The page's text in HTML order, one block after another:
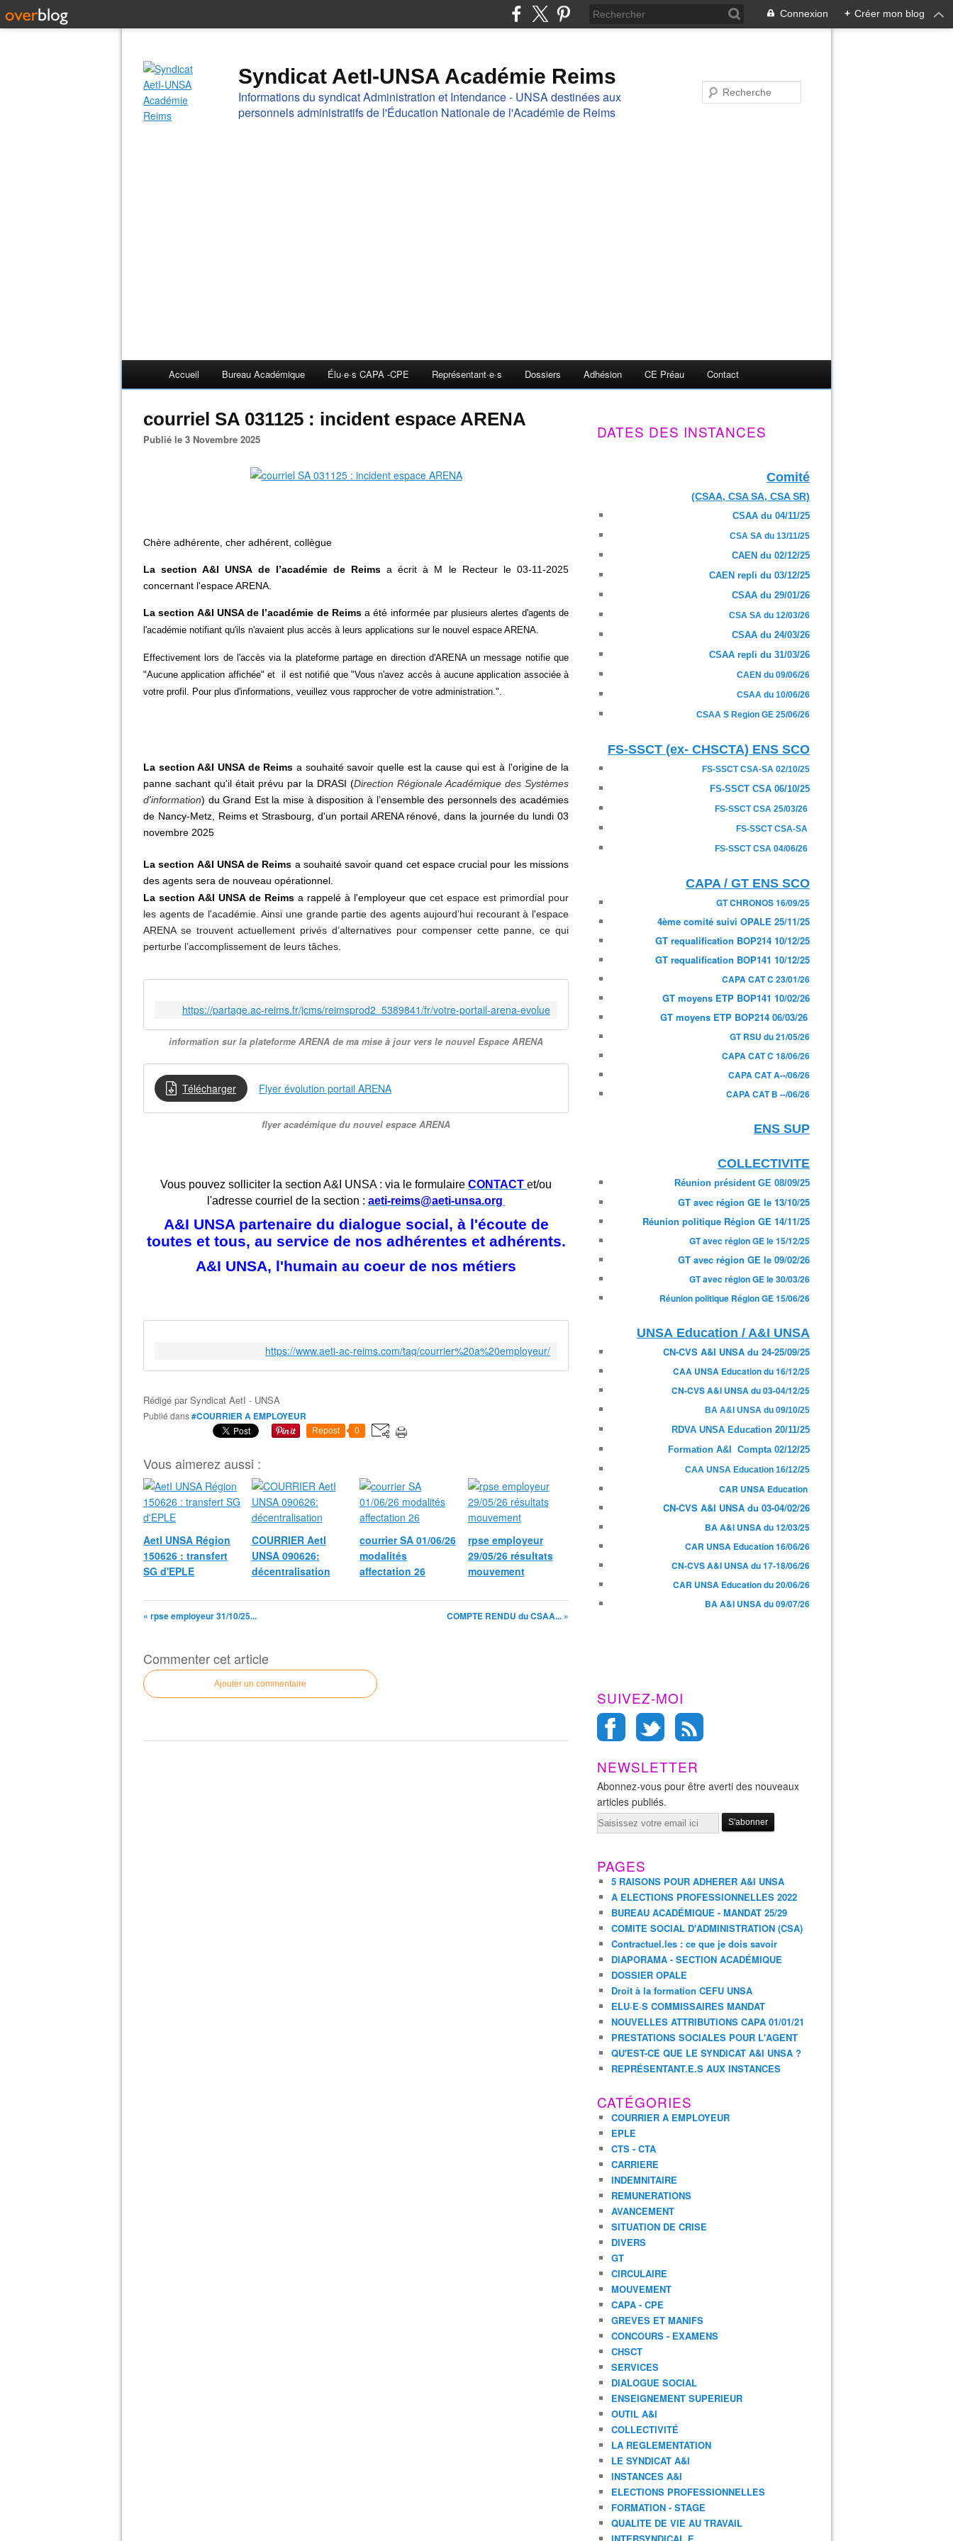
Connexion + Créer mon blog
Syndicat AetI-UNSA Académie Reims
Informations du syndicat Administration et Intendance - UNSA destinées aux
personnels administratifs de l'Éducation Nationale de l'Académie de Reims
Accueil Bureau Académique Élu·e·s CAPA -CPE Représentant·e·s Dossiers Adhésion CE Préau Contact
courriel SA 031125 : incident espace ARENA
Publié le 3 Novembre 2025
Chère adhérente, cher adhérent, collègue
La section A&I UNSA de l’académie de Reimsa écrit à M le Recteur le 03-11-2025
concernant l'espace ARENA.
La section A&I UNSA de l’académie de Reimsa été informée parplusieurs alertes d'agents de
l'académie notifiant qu'ils n'avaient plus accès à leurs applications sur le nouvel espace ARENA.
Effectivement lors de l'accès via la plateforme partage en direction d'ARENA un message notifie que
"Aucune application affichée" et il est notifié que "Vous n'avez accès à aucune application associée à
votre profil. Pour plus d'informations, veuillez vous rapprocher de votre administration.".
La section A&I UNSA de Reims a souhaité savoir quelle est la cause qui est à l'origine de la
panne sachant qu'il était prévu par la DRASI (Direction Régionale Académique des Systèmes
d'information) du Grand Est la mise à disposition à l’ensemble des personnels des académies
de Nancy-Metz, Reims et Strasbourg, d'un portail ARENA rénové, dans la journée du lundi 03
novembre 2025
La section A&I UNSA de Reims a souhaité savoir quand cet espace crucial pour les missions
des agents sera de nouveau opérationnel.
La section A&I UNSA de Reims a rappelé à l'employeur que cet espace est primordial pour
les agents de l'académie. Ainsi une grande partie des agents aujourd’hui recourant à l'espace
ARENA se trouvent actuellement privés d’alternatives pour compenser cette panne, ce qui
perturbe l’accomplissement de leurs tâches.
https://partage.ac-reims.fr/jcms/reimsprod2_5389841/fr/votre-portail-arena-evolue
information sur la plateforme ARENA de ma mise à jour vers le nouvel Espace ARENA
Télécharger Flyer évolution portail ARENA
flyer académique du nouvel espace ARENA
Vous pouvez solliciter la section A&I UNSA : via le formulaire CONTACT et/ou
l'adresse courriel de la section : aeti-reims@aeti-unsa.org
A&I UNSA partenaire du dialogue social, à l'écoute de
toutes et tous, au service de nos adhérentes et adhérents.
A&I UNSA, l'humain au coeur de nos métiers
https://www.aeti-ac-reims.com/tag/courrier%20a%20employeur/
Rédigé parSyndicat AetI - UNSA
Publié dans#COURRIER A EMPLOYEUR
Repost 0
Vous aimerez aussi :
AetI UNSA Région
150626 : transfert
SG d'EPLE
COURRIER AetI
UNSA 090626:
décentralisation
courrier SA 01/06/26
modalités
affectation 26
rpse employeur
29/05/26 résultats
mouvement
« rpse employeur 31/10/25... COMPTE RENDU du CSAA... »
Commenter cet article
Ajouter un commentaire
DATES DES INSTANCES
Comité
(CSAA, CSA SA, CSA SR)
CSAA du 04/11/25
CSA SA du 13/11/25
CAEN du 02/12/25
CAEN repli du 03/12/25
CSAA du 29/01/26
CSA SA du 12/03/26
CSAA du 24/03/26
CSAA repli du 31/03/26
CAEN du 09/06/26
CSAA du 10/06/26
CSAA S Region GE 25/06/26
FS-SSCT (ex- CHSCTA) ENS SCO
FS-SSCT CSA-SA 02/10/25
FS-SSCT CSA 06/10/25
FS-SSCT CSA 25/03/26
FS-SSCT CSA-SA
FS-SSCT CSA 04/06/26
CAPA / GT ENS SCO
GT CHRONOS 16/09/25
4ème comité suivi OPALE 25/11/25
GT requalification BOP214 10/12/25
GT requalification BOP141 10/12/25
CAPA CAT C 23/01/26
GT moyens ETP BOP141 10/02/26
GT moyens ETP BOP214 06/03/26
GT RSU du 21/05/26
CAPA CAT C 18/06/26
CAPA CAT A--/06/26
CAPA CAT B --/06/26
ENS SUP
COLLECTIVITE
Réunion président GE 08/09/25
GT avec région GE le 13/10/25
Réunion politique Région GE 14/11/25
GT avec région GE le 15/12/25
GT avec région GE le 09/02/26
GT avec région GE le 30/03/26
Réunion politique Région GE 15/06/26
UNSA Education / A&I UNSA
CN-CVS A&I UNSA du 24-25/09/25
CAA UNSA Education du 16/12/25
CN-CVS A&I UNSA du 03-04/12/25
BA A&I UNSA du 09/10/25
RDVA UNSA Education 20/11/25
Formation A&I Compta 02/12/25
CAA UNSA Education 16/12/25
CAR UNSA Education
CN-CVS A&I UNSA du 03-04/02/26
BA A&I UNSA du 12/03/25
CAR UNSA Education 16/06/26
CN-CVS A&I UNSA du 17-18/06/26
CAR UNSA Education du 20/06/26
BA A&I UNSA du 09/07/26
SUIVEZ-MOI
NEWSLETTER
Abonnez-vous pour être averti des nouveaux
articles publiés.
Email
PAGES
5 RAISONS POUR ADHERER A&I UNSA
A ELECTIONS PROFESSIONNELLES 2022
BUREAU ACADÉMIQUE - MANDAT 25/29
COMITE SOCIAL D'ADMINISTRATION (CSA)
Contractuel.les : ce que je dois savoir
DIAPORAMA - SECTION ACADÉMIQUE
DOSSIER OPALE
Droit à la formation CEFU UNSA
ELU·E·S COMMISSAIRES MANDAT
NOUVELLES ATTRIBUTIONS CAPA 01/01/21
PRESTATIONS SOCIALES POUR L'AGENT
QU'EST-CE QUE LE SYNDICAT A&I UNSA ?
REPRÉSENTANT.E.S AUX INSTANCES
CATÉGORIES
COURRIER A EMPLOYEUR
EPLE
CTS - CTA
CARRIERE
INDEMNITAIRE
REMUNERATIONS
AVANCEMENT
SITUATION DE CRISE
DIVERS
GT
CIRCULAIRE
MOUVEMENT
CAPA - CPE
GREVES ET MANIFS
CONCOURS - EXAMENS
CHSCT
SERVICES
DIALOGUE SOCIAL
ENSEIGNEMENT SUPERIEUR
OUTIL A&I
COLLECTIVITÉ
LA REGLEMENTATION
LE SYNDICAT A&I
INSTANCES A&I
ELECTIONS PROFESSIONNELLES
FORMATION - STAGE
QUALITE DE VIE AU TRAVAIL